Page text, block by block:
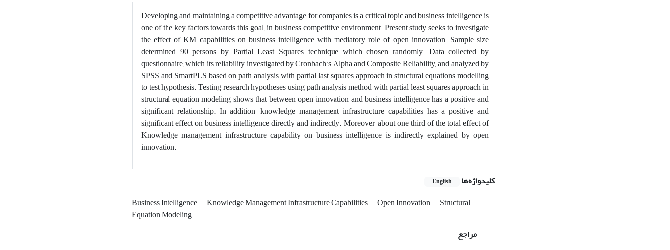
Developing and maintaining a competitive advantage for companies is a critical topic and business intelligence is
one of the key factors towards this goal, in business competitive environment. Present study seeks to investigate
the effect of KM capabilities on business intelligence with mediatory role of open innovation. Sample size
determined 90 persons by Partial Least Squares technique which chosen randomly. Data collected by
questionnaire, which its reliability investigated by Cronbach’s Alpha and Composite Reliability, and analyzed by
SPSS and SmartPLS based on path analysis with partial last squares approach in structural equations modelling
to test hypothesis. Testing research hypotheses using path analysis method with partial least squares approach in
structural equation modeling shows that between open innovation and business intelligence has a positive and
significant relationship. In addition, knowledge management infrastructure capabilities has a positive and
significant effect on business intelligence directly and indirectly. Moreover, about one third of the total effect of
Knowledge management infrastructure capability on business intelligence is indirectly explained by open
innovation.
کلیدواژه‌ها English
Business Intelligence Knowledge Management Infrastructure Capabilities Open Innovation
Structural
Equation Modeling
مراجع